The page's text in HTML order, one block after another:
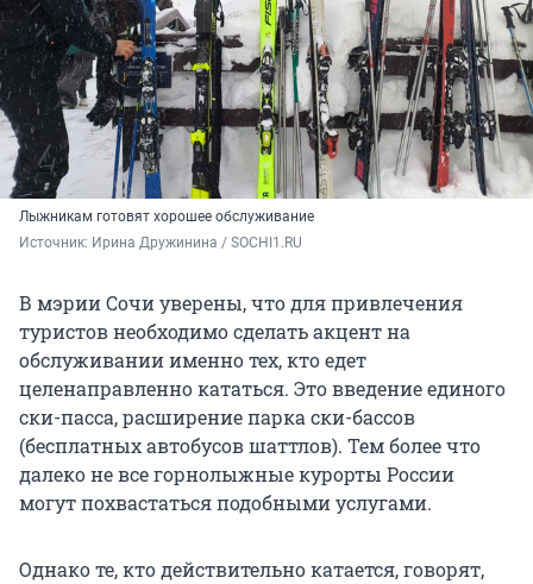
Лыжникам готовят хорошее обслуживание
Источник: Ирина Дружинина / SOCHI1.RU
В мэрии Сочи уверены, что для привлечения
туристов необходимо сделать акцент на
обслуживании именно тех, кто едет
целенаправленно кататься. Это введение единого
ски-пасса, расширение парка ски-бассов
(бесплатных автобусов шаттлов). Тем более что
далеко не все горнолыжные курорты России
могут похвастаться подобными услугами.
Однако те, кто действительно катается, говорят,